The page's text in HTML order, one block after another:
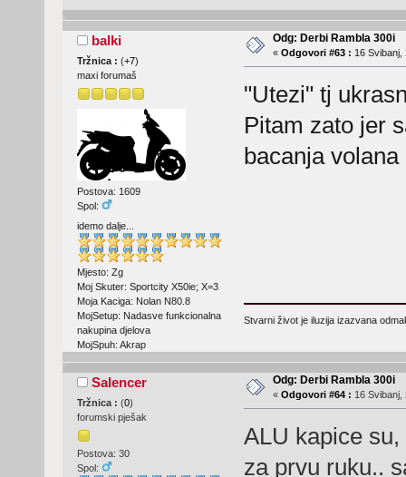
balki
Tržnica : (+7)
maxi forumaš
Postova: 1609
Spol:
idemo dalje...
Mjesto: Zg
Moj Skuter: Sportcity X50ie; X=3
Moja Kaciga: Nolan N80.8
MojSetup: Nadasve funkcionalna
nakupina djelova
MojSpuh: Akrap
Odg: Derbi Rambla 300i
« Odgovori #63 : 16 Svibanj,
"Utezi" tj
Pitam zato jer
bacanja
Stvarni život je iluzija izazvana
Salencer
Tržnica : (0)
forumski pješak
Postova: 30
Spol:
Odg: Derbi Rambla 300i
« Odgovori #64 : 16 Svibanj,
ALU kapice
za prvu ruku..